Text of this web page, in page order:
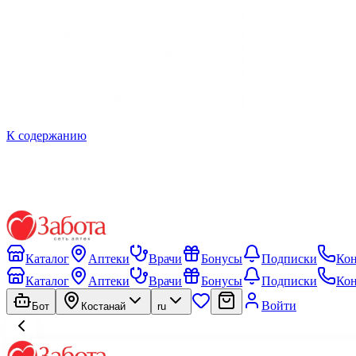
К содержанию
Каталог Аптеки Врачи Бонусы Подписки
Каталог
Аптеки Врачи Бонусы Подписки
Бот Костанай ru Войти